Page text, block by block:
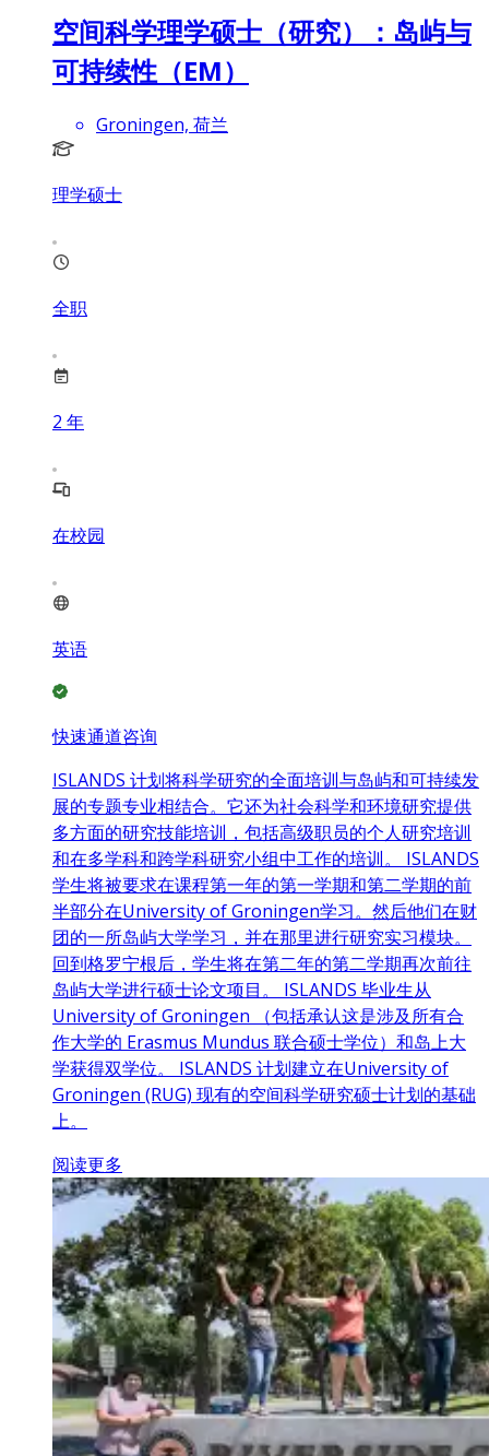
空间科学理学硕士（研究）：岛屿与
可持续性（EM）
Groningen, 荷兰
理学硕士
全职
2 年
在校园
英语
快速通道咨询
ISLANDS 计划将科学研究的全面培训与岛屿和可持续发
展的专题专业相结合。它还为社会科学和环境研究提供
多方面的研究技能培训，包括高级职员的个人研究培训
和在多学科和跨学科研究小组中工作的培训。 ISLANDS
学生将被要求在课程第一年的第一学期和第二学期的前
半部分在University of Groningen学习。然后他们在财
团的一所岛屿大学学习，并在那里进行研究实习模块。
回到格罗宁根后，学生将在第二年的第二学期再次前往
岛屿大学进行硕士论文项目。 ISLANDS 毕业生从
University of Groningen （包括承认这是涉及所有合
作大学的 Erasmus Mundus 联合硕士学位）和岛上大
学获得双学位。 ISLANDS 计划建立在University of
Groningen (RUG) 现有的空间科学研究硕士计划的基础
上。
阅读更多